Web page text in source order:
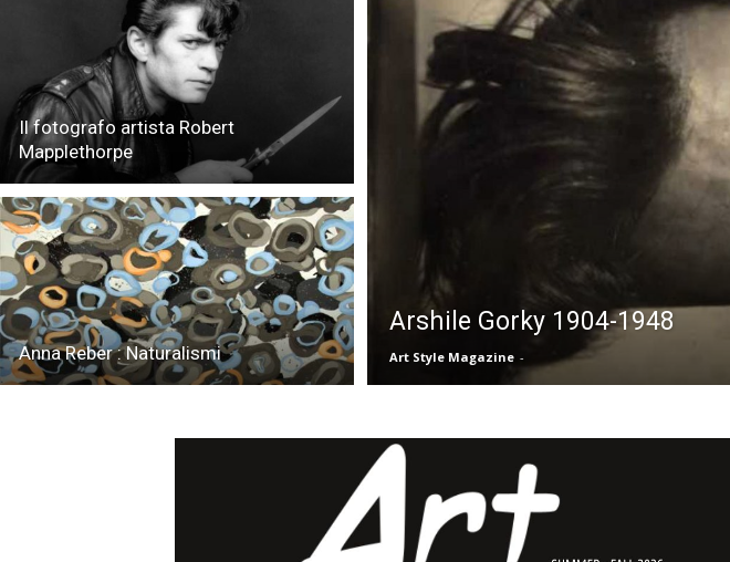
Il fotografo artista Robert
Mapplethorpe
Anna Reber : Naturalismi
Arshile Gorky 1904-1948
Art Style Magazine -